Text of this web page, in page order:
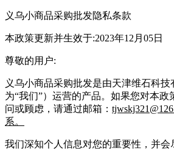
义乌小商品采购批发隐私条款
本政策更新并生效于:2023年12月05日
尊敬的用户:
义乌小商品采购批发是由天津维石科技
为“我们”）运营的产品。如果您对本政
问或顾虑，请通过邮箱：
系。
我们深知个人信息对您的重要性，并